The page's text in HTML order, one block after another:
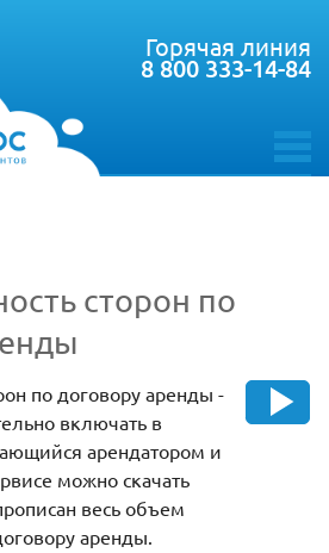
toggle
Горячая линия
8 800 333-14-84
сторон по
по договору аренды -
включать в
арендатором и
можно скачать
весь объем
аренды.